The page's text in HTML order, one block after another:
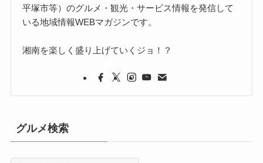
平塚市等）のグルメ・観光・サービス情報を発信して
いる地域情報WEBマガジンです。
湘南を楽しく盛り上げていくジョ！？
グルメ検索